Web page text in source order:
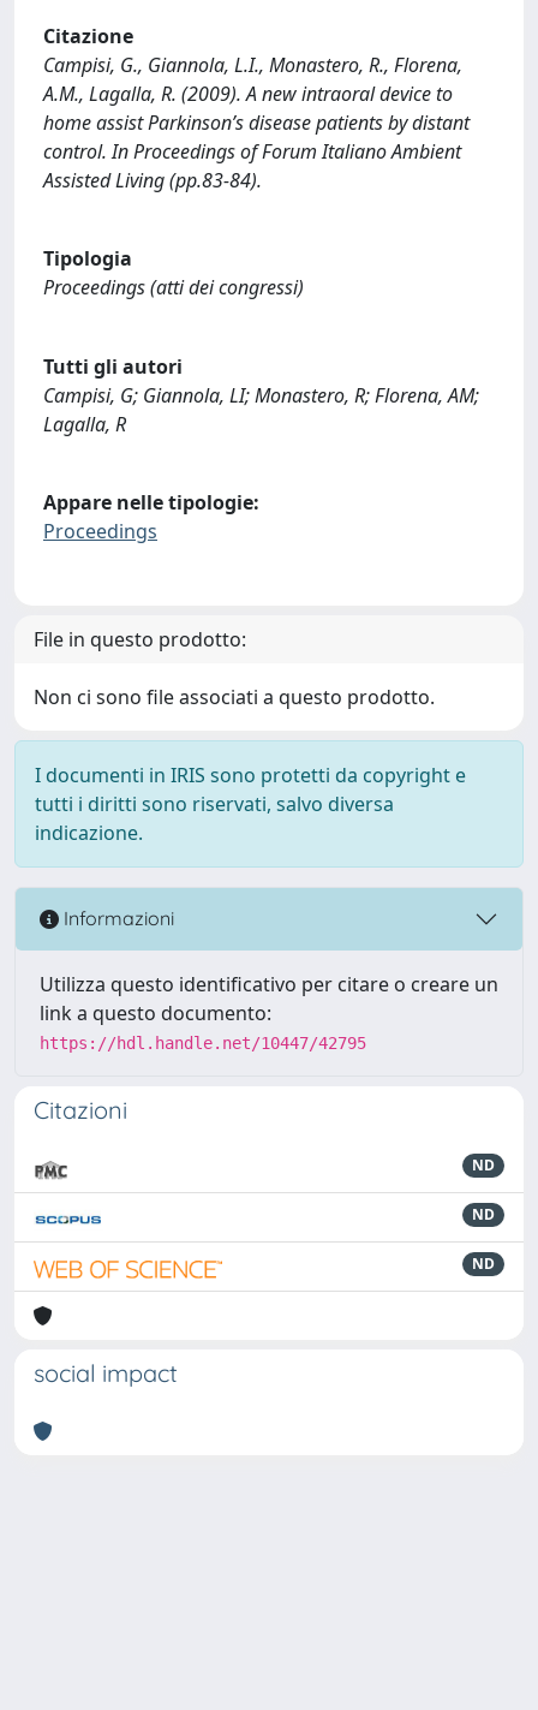
Citazione
Campisi, G., Giannola, L.I., Monastero, R., Florena,
A.M., Lagalla, R. (2009). A new intraoral device to
home assist Parkinson’s disease patients by distant
control. In Proceedings of Forum Italiano Ambient
Assisted Living (pp.83-84).
Tipologia
Proceedings (atti dei congressi)
Tutti gli autori
Campisi, G; Giannola, LI; Monastero, R; Florena, AM;
Lagalla, R
Appare nelle tipologie:
Proceedings
File in questo prodotto:
Non ci sono file associati a questo prodotto.
I documenti in IRIS sono protetti da copyright e
tutti i diritti sono riservati, salvo diversa
indicazione.
Informazioni
Utilizza questo identificativo per citare o creare un
link a questo documento:
https://hdl.handle.net/10447/42795
Citazioni
ND
ND
ND
social impact